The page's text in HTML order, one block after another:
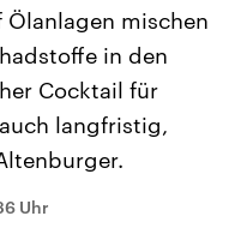
USA
Aktuelle Beiträge,
Hintergründe
Wirtschaftlich und
gehören die Vereinigten
den mächtigsten Ländern
Ölanlagen mischen
in den
Cocktail für
langfristig,
Uhr